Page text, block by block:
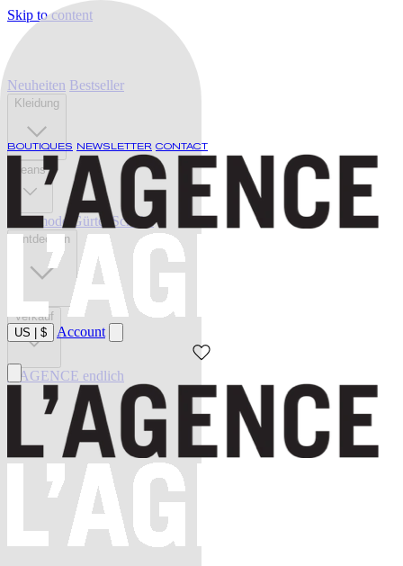
Skip to content
BOUTIQUES NEWSLETTER CONTACT
US $ Account
Neuheiten Bestseller
Kleidung
Jeans
Bademode Gürtel Schuhe
Entdecken
Verkauf
L'AGENCE endlich